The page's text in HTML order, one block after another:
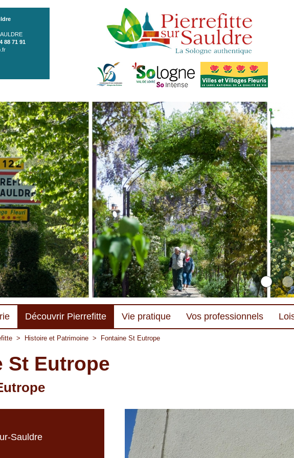
88 71 91
Découvrir Pierrefitte Vie pratique Vos professionnels
> Histoire et Patrimoine > Fontaine St Eutrope
St Eutrope
Sauldre